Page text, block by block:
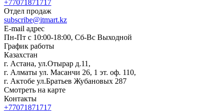
+77071871717
Отдел продаж
subscribe@itmart.kz
E-mail адрес
Пн-Пт с 10:00-18:00, Сб-Вс Выходной
График работы
Казахстан
г. Астана, ул.Отырар д.11,
г. Алматы ул. Масанчи 26, 1 эт. оф. 110,
г. Актобе ул.Братьев Жубановых 287
Смотреть на карте
Контакты
+77071871717